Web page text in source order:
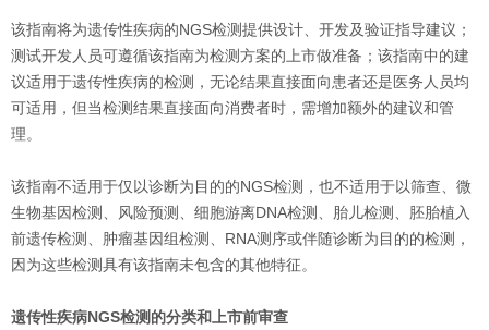
该指南将为遗传性疾病的NGS检测提供设计、开发及验证指导建议；
测试开发人员可遵循该指南为检测方案的上市做准备；该指南中的建
议适用于遗传性疾病的检测，无论结果直接面向患者还是医务人员均
可适用，但当检测结果直接面向消费者时，需增加额外的建议和管
理。
该指南不适用于仅以诊断为目的的NGS检测，也不适用于以筛查、微
生物基因检测、风险预测、细胞游离DNA检测、胎儿检测、胚胎植入
前遗传检测、肿瘤基因组检测、RNA测序或伴随诊断为目的的检测，
因为这些检测具有该指南未包含的其他特征。
遗传性疾病NGS检测的分类和上市前审查